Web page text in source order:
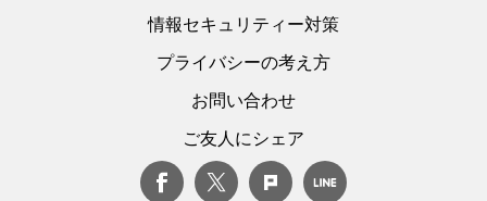
情報セキュリティー対策
プライバシーの考え方
お問い合わせ
ご友人にシェア